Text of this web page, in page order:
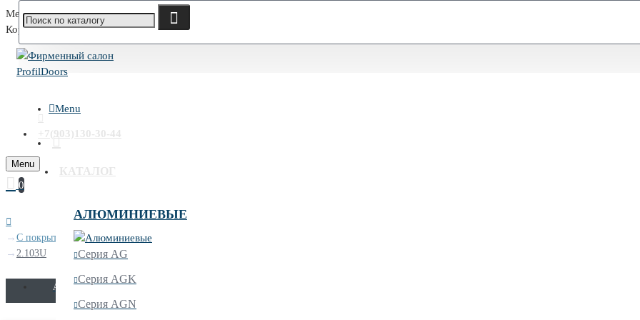
Меню
Корзина
Menu
КАТАЛОГ
АЛЮМИНИЕВЫЕ
Серия AG
Серия AGK
Серия AGN
+7(903)130-30-44
Menu
0
С покрытием UNILACK
2.103U
AGN AGK